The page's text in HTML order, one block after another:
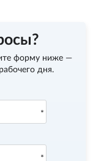
форму ниже —
дня.